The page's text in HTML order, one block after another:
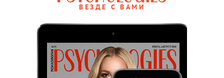
ВЕЗДЕ С ВАМИ